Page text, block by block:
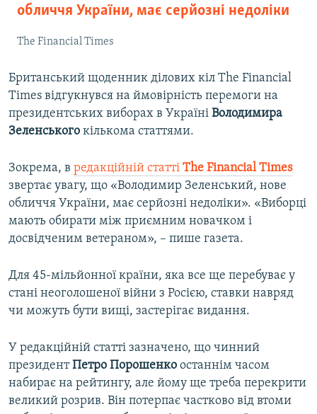
обличчя України, має серйозні недоліки
The Financial Times
Британський щоденник ділових кіл The Financial
Times відгукнувся на ймовірність перемоги на
президентських виборах в Україні Володимира
Зеленського кількома статтями.
Зокрема, в редакційній статті The Financial Times
звертає увагу, що «Володимир Зеленський, нове
обличчя України, має серйозні недоліки». «Виборці
мають обирати між приємним новачком і
досвідченим ветераном», – пише газета.
Для 45-мільйонної країни, яка все ще перебуває у
стані неоголошеної війни з Росією, ставки навряд
чи можуть бути вищі, застерігає видання.
У редакційній статті зазначено, що чинний
президентПетро Порошенко останнім часом
набирає на рейтингу, але йому ще треба перекрити
великий розрив. Він потерпає частково від втоми